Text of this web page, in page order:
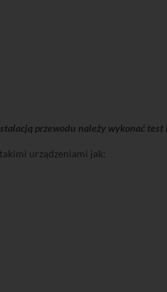
przewodu należy wykonać
urządzeniami jak: